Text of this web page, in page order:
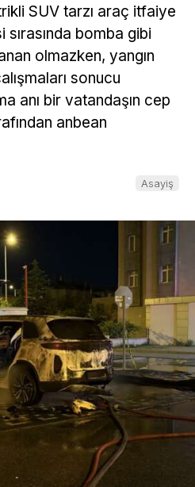
SUV tarzı araç itfaiye
bomba gibi
olmazken, yangın
sonucu
anı bir vatandaşın cep
anbean
Asayiş